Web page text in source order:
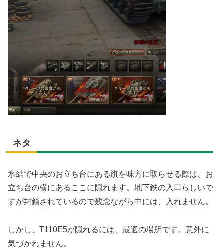
ネタ
氷結で中央のお立ち台にある旗を味方に取らせる際は、お
立ち台の横にあるここに隠れます。地下鉄の入口らしいで
すが封鎖されているので残念ながら中には、入れません。
しかし、T110E5が隠れるには、最適の場所です。意外に
気づかれません。